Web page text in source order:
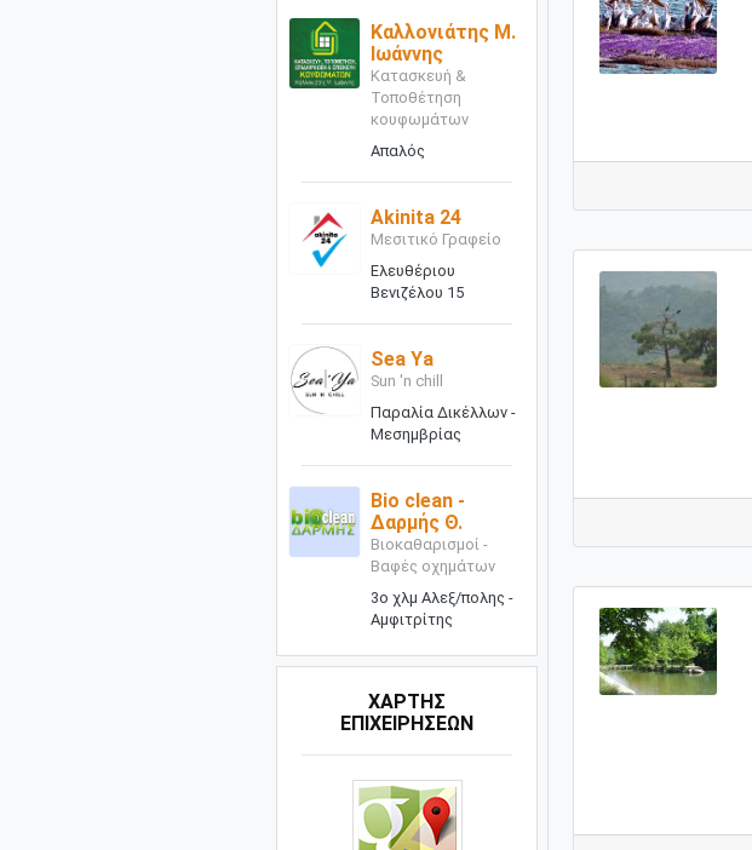
Καλλονιάτης Μ.
Ιωάννης
Κατασκευή &
Τοποθέτηση
κουφωμάτων
Απαλός
Akinita 24
Μεσιτικό Γραφείο
Ελευθέριου
Βενιζέλου 15
Sea Ya
Sun 'n chill
Παραλία Δικέλλων -
Μεσημβρίας
Bio clean -
Δαρμής Θ.
Βιοκαθαρισμοί -
Βαφές οχημάτων
3ο χλμ Αλεξ/πολης -
Αμφιτρίτης
ΧΑΡΤΗΣ
ΕΠΙΧΕΙΡΗΣΕΩΝ